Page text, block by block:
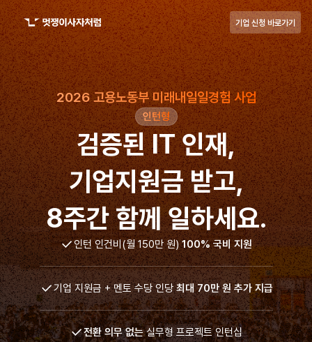
기업 신청 바로가기
2026 고용노동부 미래내일일경험 사업
인턴형
검증된 IT 인재,
기업지원금 받고,
8주간 함께 일하세요.
인턴 인건비(월 150만 원)100% 국비 지원
기업 지원금 + 멘토 수당 인당 최대 70만 원 추가 지급
전환 의무 없는실무형 프로젝트 인턴십